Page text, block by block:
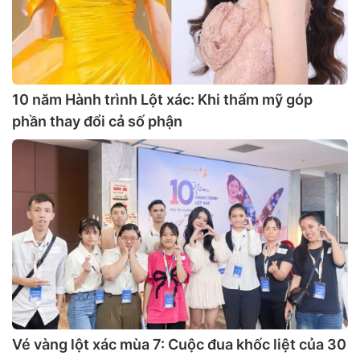
10 năm Hành trình Lột xác: Khi thẩm mỹ góp
phần thay đổi cả số phận
Vé vàng lột xác mùa 7: Cuộc đua khốc liệt của 30